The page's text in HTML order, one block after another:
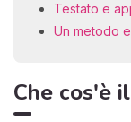
Testato e
Un metodo
Che cos'è